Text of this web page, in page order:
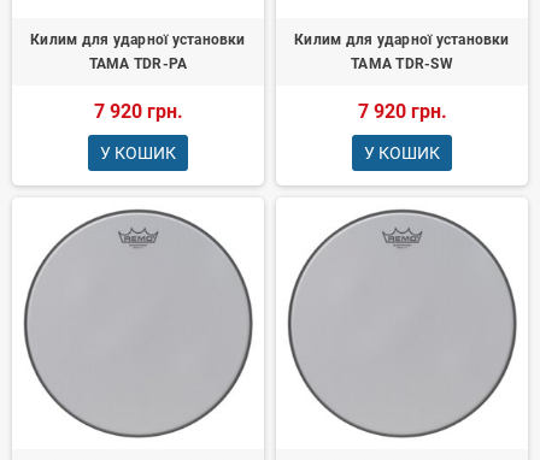
Килим для ударної установки
TAMA TDR-PA
7 920 грн.
У КОШИК
Килим для ударної установки
TAMA TDR-SW
7 920 грн.
У КОШИК